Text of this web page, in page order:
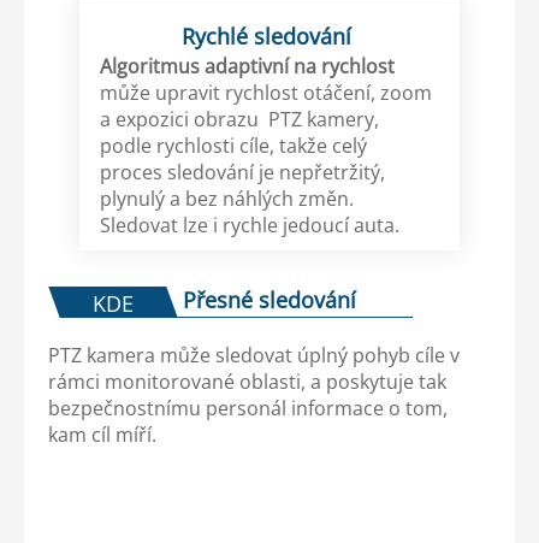
Rychlé sledování
Algoritmus adaptivní na rychlost
může upravit rychlost otáčení, zoom
a expozici obrazu PTZ kamery,
podle rychlosti cíle, takže celý
proces sledování je nepřetržitý,
plynulý a bez náhlých změn.
Sledovat lze i rychle jedoucí auta.
KDE Přesné sledování
PTZ kamera může sledovat úplný pohyb cíle v
rámci monitorované oblasti, a poskytuje tak
bezpečnostnímu personál informace o tom,
kam cíl míří.